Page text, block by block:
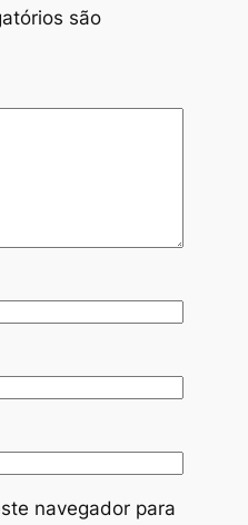
são
navegador para